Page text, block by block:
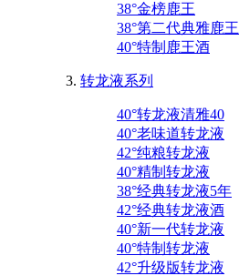
38°金榜鹿王
38°第二代典雅鹿王
40°特制鹿王酒
转龙液系列
40°转龙液清雅40
40°老味道转龙液
42°纯粮转龙液
40°精制转龙液
38°经典转龙液5年
42°经典转龙液酒
40°新一代转龙液
40°特制转龙液
42°升级版转龙液